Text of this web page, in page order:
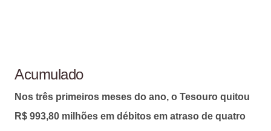
Acumulado
Nos três primeiros meses do ano, o Tesouro quitou
R$ 993,80 milhões em débitos em atraso de quatro